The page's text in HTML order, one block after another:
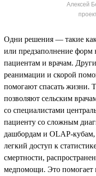
Алексей
Одни решения — такие
или предзаполнение
пациентам и врачам.
реанимации и скорой
помогают спасать жизни.
позволяют сельским
со специалистами
пациенту со сложным
дашбордам и OLAP-
легкий доступ к
смертности,
медпомощи. Это